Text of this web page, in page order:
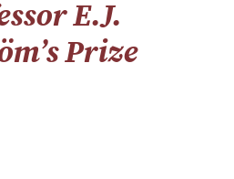
E.J.
Prize